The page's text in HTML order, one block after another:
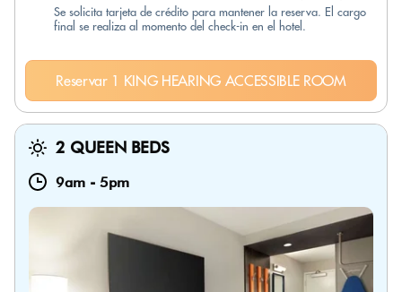
Se solicita tarjeta de crédito para mantener la reserva. El cargo
final se realiza al momento del check-in en el hotel.
Reservar 1 KING HEARING ACCESSIBLE ROOM
2 QUEEN BEDS
9am - 5pm